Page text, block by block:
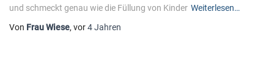
und schmeckt genau wie die Füllung von Kinder Weiterlesen…
Von Frau Wiese, vor4 Jahren